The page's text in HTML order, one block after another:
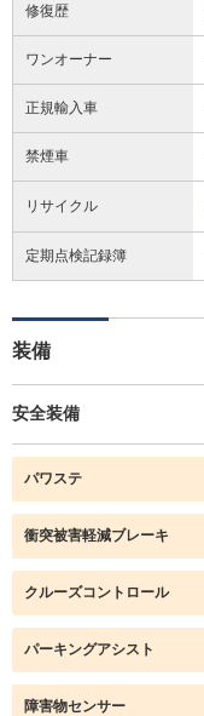
修復歴
ワンオーナー
正規輸入車
禁煙車
リサイクル
定期点検記録簿
装備
安全装備
パワステ
衝突被害軽減ブレーキ
クルーズコントロール
パーキングアシスト
障害物センサー